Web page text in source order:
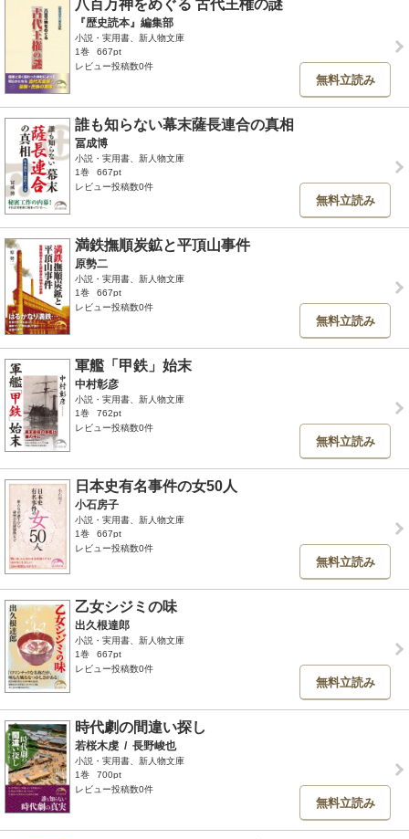
八百万神をめぐる 古代王権の謎
『歴史読本』編集部
小説・実用書、新人物文庫
1巻
667pt
レビュー投稿数0件
無料立読み
誰も知らない幕末薩長連合の真相
冨成博
小説・実用書、新人物文庫
1巻
667pt
レビュー投稿数0件
無料立読み
満鉄撫順炭鉱と平頂山事件
原勢二
小説・実用書、新人物文庫
1巻
667pt
レビュー投稿数0件
無料立読み
軍艦「甲鉄」始末
中村彰彦
小説・実用書、新人物文庫
1巻
762pt
レビュー投稿数0件
無料立読み
日本史有名事件の女50人
小石房子
小説・実用書、新人物文庫
1巻
667pt
レビュー投稿数0件
無料立読み
乙女シジミの味
出久根達郎
小説・実用書、新人物文庫
1巻
667pt
レビュー投稿数0件
無料立読み
時代劇の間違い探し
若桜木虔 / 長野峻也
小説・実用書、新人物文庫
1巻
700pt
レビュー投稿数0件
無料立読み